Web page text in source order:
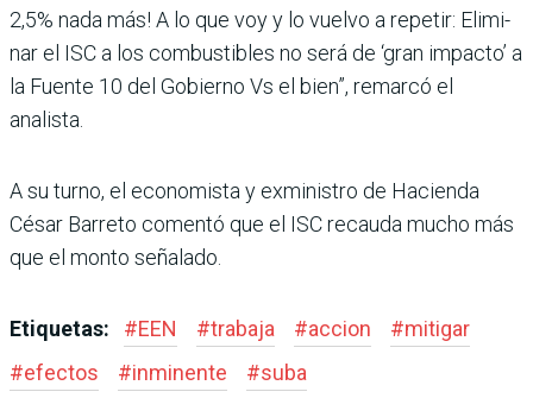
2,5% nada más! A lo que voy y lo vuelvo a repetir: Elimi­
nar el ISC a los combustibles no será de ‘gran impacto’ a
la Fuente 10 del Gobierno Vs el bien”, remarcó el
analista.
A su turno, el economista y exministro de Hacienda
César Barreto comentó que el ISC recauda mucho más
que el monto señalado.
Etiquetas: #EEN #trabaja #accion #mitigar
#efectos #inminente #suba